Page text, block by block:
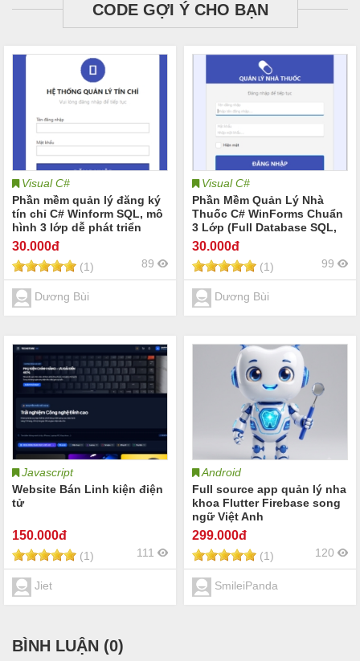
CODE GỢI Ý CHO BẠN
Visual C#
Phần mềm quản lý đăng ký
tín chỉ C# Winform SQL, mô
hình 3 lớp dễ phát triển
30.000đ
(1) 89
Dương Bùi
Visual C#
Phần Mềm Quản Lý Nhà
Thuốc C# WinForms Chuẩn
3 Lớp (Full Database SQL,
Backup & Restore)
30.000đ
(1) 99
Dương Bùi
Javascript
Website Bán Linh kiện điện
tử
150.000đ
(1) 111
Jiet
Android
Full source app quản lý nha
khoa Flutter Firebase song
ngữ Việt Anh
299.000đ
(1) 120
SmileiPanda
BÌNH LUẬN (0)